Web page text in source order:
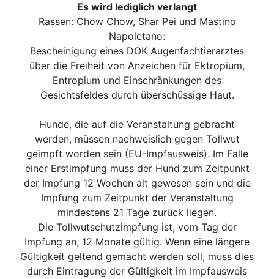
Es wird lediglich verlangt
Rassen: Chow Chow, Shar Pei und Mastino
Napoletano:
Bescheinigung eines DOK Augenfachtierarztes
über die Freiheit von Anzeichen für Ektropium,
Entropium und Einschränkungen des
Gesichtsfeldes durch überschüssige Haut.
Hunde, die auf die Veranstaltung gebracht
werden, müssen nachweislich gegen Tollwut
geimpft worden sein (EU-Impfausweis). Im Falle
einer Erstimpfung muss der Hund zum Zeitpunkt
der Impfung 12 Wochen alt gewesen sein und die
Impfung zum Zeitpunkt der Veranstaltung
mindestens 21 Tage zurück liegen.
Die Tollwutschutzimpfung ist, vom Tag der
Impfung an, 12 Monate gültig. Wenn eine längere
Gültigkeit geltend gemacht werden soll, muss dies
durch Eintragung der Gültigkeit im Impfausweis